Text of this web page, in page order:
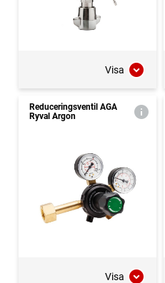
Visa
Reduceringsventil AGA
Ryval Argon
Visa